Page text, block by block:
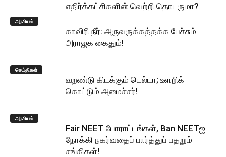
எதிர்க்கட்சிகளின் வெற்றி தொடருமா?
அரசியல்
காவிரி நீர்: அருவருக்கத்தக்க பேச்சும்
அராஜக கைதும்!
செய்திகள்
வறண்டு கிடக்கும் டெல்டா; உளறிக்
கொட்டும் அமைச்சர்!
அரசியல்
Fair NEET போராட்டங்கள், Ban NEETஐ
நோக்கி நகர்வதைப் பார்த்துப் பதறும்
சங்கிகள்!